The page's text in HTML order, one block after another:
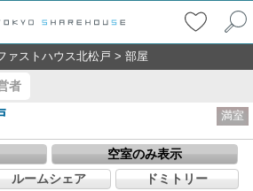
ァストハウス北松戸 > 部屋
者
満室
空室のみ表示
ルームシェア ドミトリー